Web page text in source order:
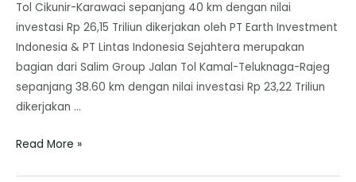
Tol Cikunir-Karawaci sepanjang 40 km dengan nilai
investasi Rp 26,15 Triliun dikerjakan oleh PT Earth Investment
Indonesia & PT Lintas Indonesia Sejahtera merupakan
bagian dari Salim Group Jalan Tol Kamal-Teluknaga-Rajeg
sepanjang 38.60 km dengan nilai investasi Rp 23,22 Triliun
dikerjakan …
Read More »